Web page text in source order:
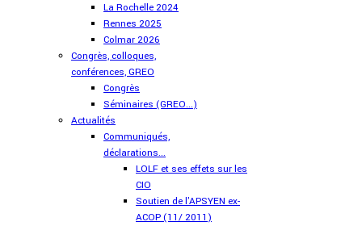
La Rochelle 2024
Rennes 2025
Colmar 2026
Congrès, colloques,
conférences, GREO
Congrès
Séminaires (GREO...)
Actualités
Communiqués,
déclarations...
LOLF et ses effets sur les
CIO
Soutien de l'APSYEN ex-
ACOP (11/ 2011)